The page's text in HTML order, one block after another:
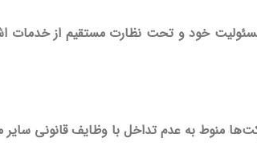
مسئولیت خود و تحت نظارت مستقیم از